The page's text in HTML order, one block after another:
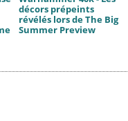
décors prépeints
révélés lors de The Big
Summer Preview